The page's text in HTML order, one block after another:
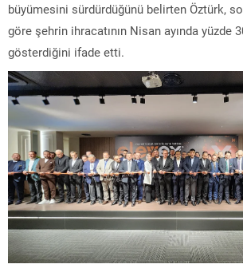
büyümesini sürdürdüğünü belirten Öztürk,
göre şehrin ihracatının Nisan ayında yüzde
gösterdiğini ifade etti.